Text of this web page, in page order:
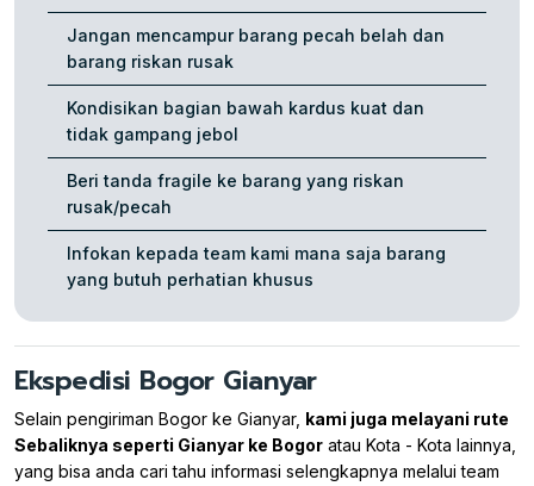
Jangan mencampur barang pecah belah dan
barang riskan rusak
Kondisikan bagian bawah kardus kuat dan
tidak gampang jebol
Beri tanda fragile ke barang yang riskan
rusak/pecah
Infokan kepada team kami mana saja barang
yang butuh perhatian khusus
Ekspedisi Bogor Gianyar
Selain pengiriman Bogor ke Gianyar, kami juga melayani rute
Sebaliknya seperti Gianyar ke Bogor atau Kota - Kota lainnya,
yang bisa anda cari tahu informasi selengkapnya melalui team